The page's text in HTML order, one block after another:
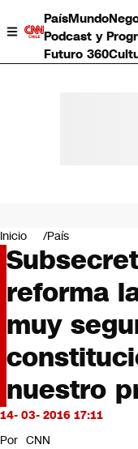
PaísMundo
Podcast y
Futuro 360
Negocios
Deportes
Programas
Cultura
Servicios
Bits
CNN Data
CNN tiempo
Futuro 360
Opinión
Inicio País
reforma
muy
nuestro
14- 03- 2016 17:11
Por CNN